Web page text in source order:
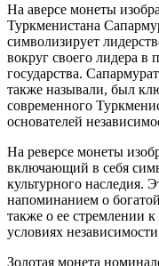
На аверсе монеты
Туркменистана
символизирует
вокруг своего лидера в
государства.
также называли, был
современного
основателей
На реверсе монеты
включающий в себя
культурного наследия.
напоминанием о
также о ее стремлении
условиях
Золотая монета